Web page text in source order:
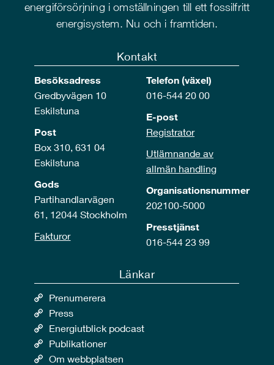
energiförsörjning i omställningen till ett fossilfritt
energisystem. Nu och i framtiden.
Kontakt
Besöksadress
Gredbyvägen 10
Eskilstuna
Post
Box 310, 631 04
Eskilstuna
Gods
Partihandlarvägen
61, 12044 Stockholm
Fakturor
Telefon (växel)
016-544 20 00
E-post
Registrator
Utlämnande av
allmän handling
Organisationsnummer
202100-5000
Presstjänst
016-544 23 99
Länkar
Prenumerera
Press
Energiutblick podcast
Publikationer
Om webbplatsen